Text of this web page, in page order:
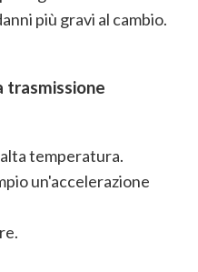
più gravi al cambio.
trasmissione
temperatura.
un'accelerazione